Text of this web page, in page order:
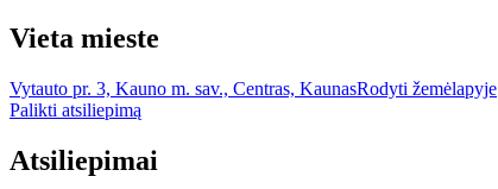
Vieta mieste
Vytauto pr. 3, Kauno m. sav., Centras, KaunasRodyti žemėlapyje
Palikti atsiliepimą
Atsiliepimai